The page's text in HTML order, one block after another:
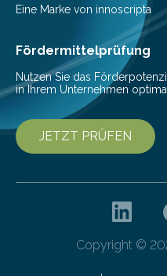
veröffentlicht. „Schlechter…
Eine Marke von innoscripta
Fördermittelprüfung
Nutzen Sie das
in Ihrem Unternehmen
JETZT PRÜFEN
Copyright ©